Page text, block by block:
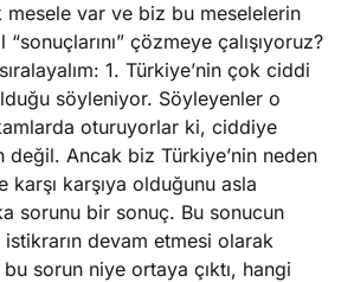
Spor
Yazıları
Yazıları
var ve biz bu meselelerin
çözmeye çalışıyoruz?
1. Türkiye’nin çok ciddi
söyleniyor. Söyleyenler o
oturuyorlar ki, ciddiye
değil. Ancak biz Türkiye’nin neden
karşı karşıya olduğunu asla
sorunu bir sonuç. Bu sonucun
devam etmesi olarak
sorun niye ortaya çıktı, hangi